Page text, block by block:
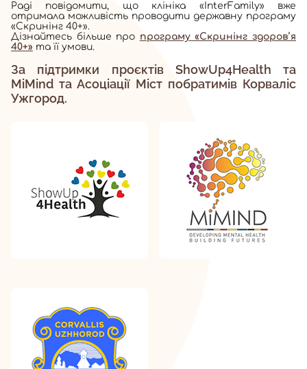
Раді повідомити, що клініка «InterFamily» вже
отримала можливість проводити державну програму
«Скринінг 40+».
Дізнайтесь більше про програму «Скринінг здоров’я
40+» та її умови.
За підтримки проєктів ShowUp4Health та
MiMind та Асоціації Міст побратимів Корваліс
Ужгород.